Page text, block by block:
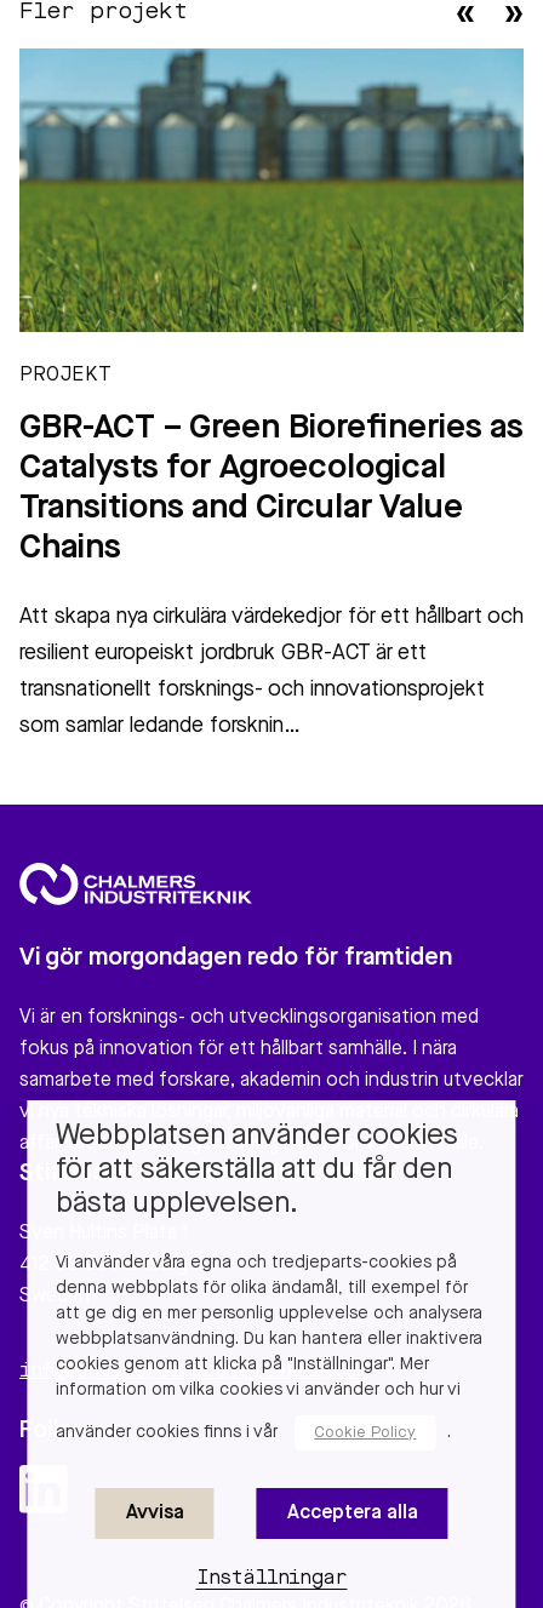
Fler projekt
PROJEKT
GBR-ACT – Green Biorefineries as
Catalysts for Agroecological
Transitions and Circular Value
Chains
Att skapa nya cirkulära värdekedjor för ett hållbart och
resilient europeiskt jordbruk GBR-ACT är ett
transnationellt forsknings- och innovationsprojekt
som samlar ledande forsknin…
Vi gör morgondagen redo för framtiden
Vi är en forsknings- och utvecklingsorganisation med
fokus på innovation för ett hållbart samhälle. I nära
samarbete med forskare, akademin och industrin utvecklar
vi nya tekniska lösningar, miljövänliga material och cirkulära
affärsmodeller som gör verklig nytta för vårt samhälle.
Stiftelsen Chalmers Industriteknik
Sven Hultins Plats 1
412 58 Gothenburg
Sweden
info@chalmersindustriteknik.se
Follow us
Webbplatsen använder cookies
för att säkerställa att du får den
bästa upplevelsen.
Vi använder våra egna och tredjeparts-cookies på
denna webbplats för olika ändamål, till exempel för
att ge dig en mer personlig upplevelse och analysera
webbplatsanvändning. Du kan hantera eller inaktivera
cookies genom att klicka på "Inställningar". Mer
information om vilka cookies vi använder och hur vi
använder cookies finns i vår Cookie Policy .
Avvisa Acceptera alla
Inställningar